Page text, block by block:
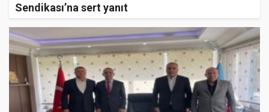
Sendikası’na sert yanıt